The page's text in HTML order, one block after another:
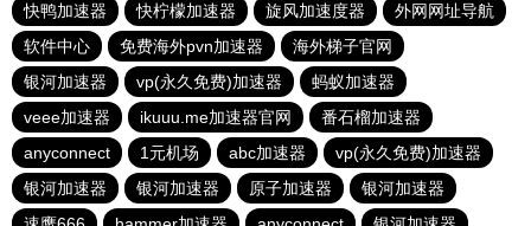
快鸭加速器
快柠檬加速器 旋风加速度器
外网网址导航
软件中心
免费海外pvn加速器
海外梯子官网
银河加速器
vp(永久免费)加速器
蚂蚁加速器
veee加速器
ikuuu.me加速器官网
番石榴加速器
anyconnect
1元机场 abc加速器
vp(永久免费)加速器
银河加速器
银河加速器 原子加速器
银河加速器